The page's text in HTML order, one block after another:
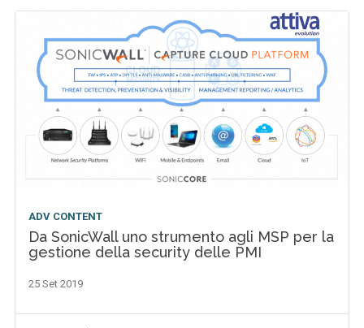
ADV CONTENT
Da SonicWall uno strumento agli MSP per la
gestione della security delle PMI
25 Set 2019